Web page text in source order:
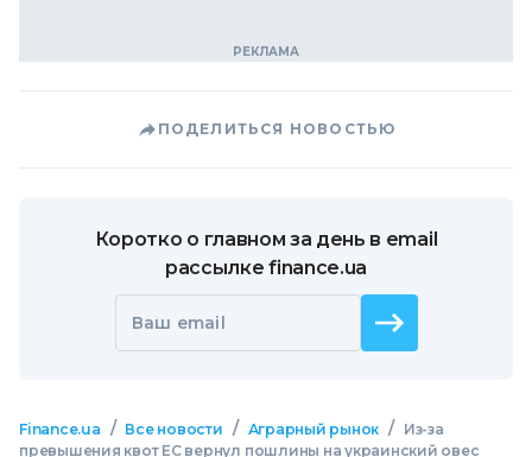
ПОДЕЛИТЬСЯ НОВОСТЬЮ
Коротко о главном за день в email
рассылке finance.ua
Ваш email
Finance.ua / Все новости / Аграрный рынок /
Из-за
превышения квот ЕС вернул пошлины на украинский овес